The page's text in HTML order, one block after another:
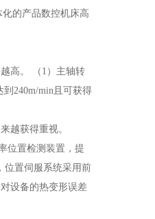
的产品数控机床高
高。 （1）主轴转
240m/min且可获得
越获得重视。
位置检测装置，提
位置伺服系统采用前
设备的热变形误差